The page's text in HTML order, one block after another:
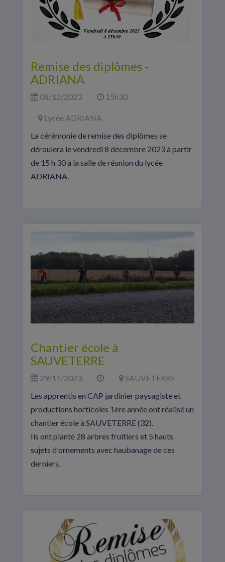
Remise des diplômes -
ADRIANA
08/12/2023 15h30
Lycée ADRIANA
La cérémonie de remise des diplômes se
déroulera le vendredi 8 décembre 2023 à partir
de 15 h 30 à la salle de réunion du lycée
ADRIANA.
Chantier école à
SAUVETERRE
29/11/2023
SAUVETERRE
Les apprentis en CAP jardinier paysagiste et
productions horticoles 1ère année ont réalisé un
chantier école à SAUVETERRE (32).
Ils ont planté 28 arbres fruitiers et 5 hauts
sujets d'ornements avec haubanage de ces
derniers.